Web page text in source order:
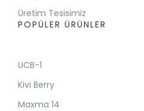
Üretim Tesisimiz
POPÜLER ÜRÜNLER
UCB-1
Kivi Berry
Maxma 14